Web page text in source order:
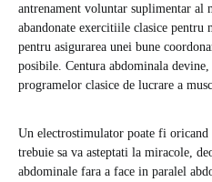
antrenament voluntar suplimentar al
abandonate exercitiile clasice pentru
pentru asigurarea unei bune
posibile. Centura abdominala devine,
programelor clasice de lucrare a
Un electrostimulator poate fi oricand
trebuie sa va asteptati la miracole,
abdominale fara a face in paralel